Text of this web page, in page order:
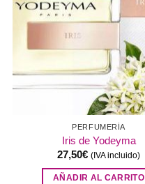
PERFUMERÍA
Iris de Yodeyma
27,50€ (IVA incluido)
AÑADIR AL CARRITO